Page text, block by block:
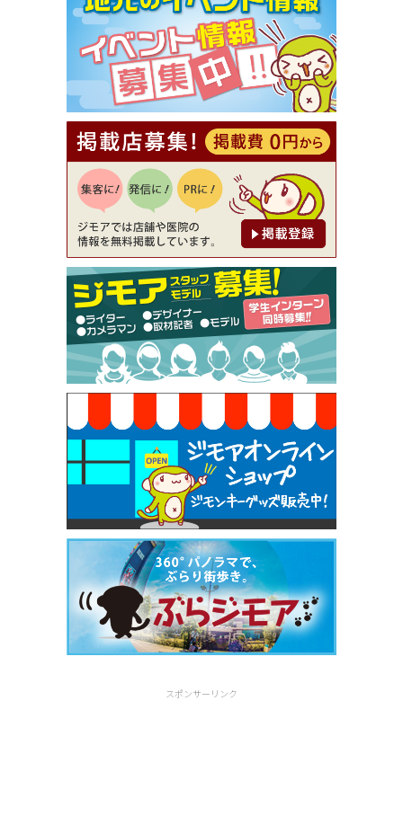
【ジモア限定①】初回割引 特価 VIO脱毛11,000円
⇒8,800円（メンズ専門ワックス脱毛サロン Mickle
（ミックル））
[有効期限]2026年9月30日
【ジモア読者特典2】コース 3,500円→3,000円（料
理5品+2時間飲み放題）（創作イタリアン Pia Cu
ore（ピアクオーレ））
[有効期限]2026年9月30日
【ジモア読者特典1】料理全品20％OFF ※18時以
降（創作イタリアン Pia Cuore（ピアクオーレ））
[有効期限]2026年9月30日
【ジモア限定②】初回割引 特価 鼻毛脱毛 半額 2,2
00円⇒1,100円（メンズ専門ワックス脱毛サロン Mi
ckle（ミックル））
[有効期限]2026年9月30日
【ジモア限定特典①】まつ毛カール 3,850円→ 2,7
50円（Premiere（プルミエール））
[有効期限]2026年9月30日
焼き餃子 一皿サービス（餃子酒場たっちゃん 西
早稲田店）
[有効期限]2026年9月30日
スポンサーリンク